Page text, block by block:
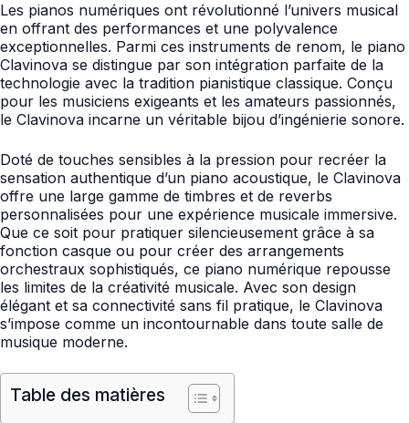
Les pianos numériques ont révolutionné l’univers musical
en offrant des performances et une polyvalence
exceptionnelles. Parmi ces instruments de renom, le piano
Clavinova se distingue par son intégration parfaite de la
technologie avec la tradition pianistique classique. Conçu
pour les musiciens exigeants et les amateurs passionnés,
le Clavinova incarne un véritable bijou d’ingénierie sonore.
Doté de touches sensibles à la pression pour recréer la
sensation authentique d’un piano acoustique, le Clavinova
offre une large gamme de timbres et de reverbs
personnalisées pour une expérience musicale immersive.
Que ce soit pour pratiquer silencieusement grâce à sa
fonction casque ou pour créer des arrangements
orchestraux sophistiqués, ce piano numérique repousse
les limites de la créativité musicale. Avec son design
élégant et sa connectivité sans fil pratique, le Clavinova
s’impose comme un incontournable dans toute salle de
musique moderne.
Table des matières